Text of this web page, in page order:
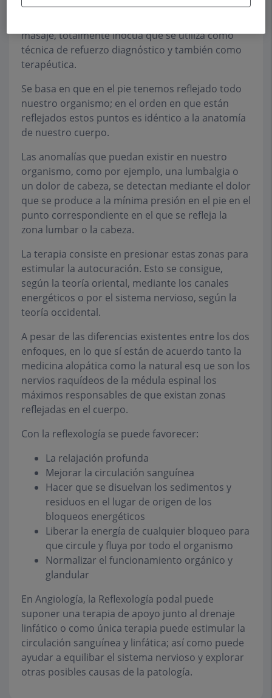
masaje, totalmente inocua que se utiliza como
técnica de refuerzo diagnóstico y también como
terapéutica.
Se basa en que en el pie tenemos reflejado todo
nuestro organismo; en el orden en que están
reflejados estos puntos es idéntico a la anatomía
de nuestro cuerpo.
Las anomalías que puedan existir en nuestro
organismo, como por ejemplo, una lumbalgia o
un dolor de cabeza, se detectan mediante el dolor
que se produce a la mínima presión en el pie en el
punto correspondiente en el que se refleja la
zona lumbar o la cabeza.
La terapia consiste en presionar estas zonas para
estimular la autocuración. Esto se consigue,
según la teoría oriental, mediante los canales
energéticos o por el sistema nervioso, según la
teoría occidental.
A pesar de las diferencias existentes entre los dos
enfoques, en lo que sí están de acuerdo tanto la
medicina alopática como la natural esq ue son los
nervios raquídeos de la médula espinal los
máximos responsables de que existan zonas
reflejadas en el cuerpo.
Con la reflexología se puede favorecer:
La relajación profunda
Mejorar la circulación sanguínea
Hacer que se disuelvan los sedimentos y
residuos en el lugar de origen de los
bloqueos energéticos
Liberar la energía de cualquier bloqueo para
que circule y fluya por todo el organismo
Normalizar el funcionamiento orgánico y
glandular
En Angiología, la Reflexología podal puede
suponer una terapia de apoyo junto al drenaje
linfático o como única terapia puede estimular la
circulación sanguínea y linfática; así como puede
ayudar a equilibar el sistema nervioso y explorar
otras posibles causas de la patología.